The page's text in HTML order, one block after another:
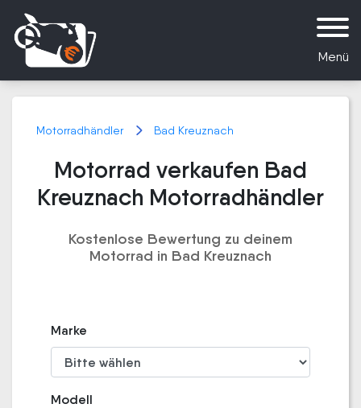
Menü
Motorradhändler Bad Kreuznach
Motorrad verkaufen Bad
Kreuznach Motorradhändler
Kostenlose Bewertung zu deinem
Motorrad in Bad Kreuznach
Marke
Modell